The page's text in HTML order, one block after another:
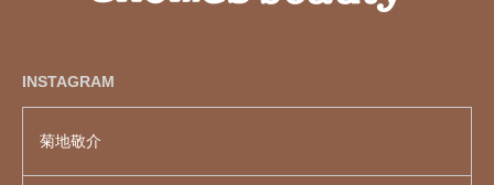
INSTAGRAM
菊地敬介